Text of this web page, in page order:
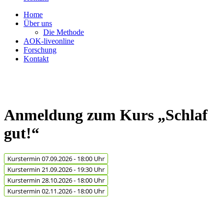
Home
Über uns
Die Methode
AOK-liveonline
Forschung
Kontakt
Anmeldung zum Kurs „Schlaf
gut!“
Kurstermin 07.09.2026 - 18:00 Uhr
Kurstermin 21.09.2026 - 19:30 Uhr
Kurstermin 28.10.2026 - 18:00 Uhr
Kurstermin 02.11.2026 - 18:00 Uhr